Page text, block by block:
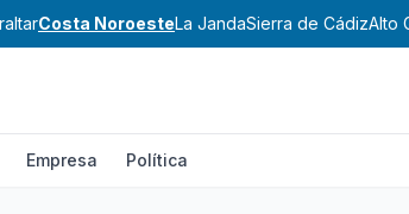
Costa NoroesteLa JandaSierra de CádizAlto
Empresa Política